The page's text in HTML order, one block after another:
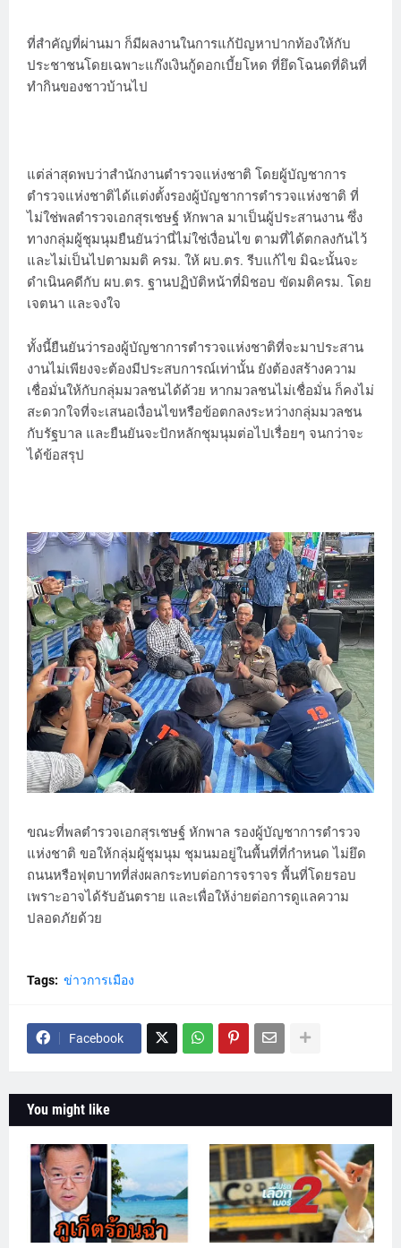
ที่สำคัญที่ผ่านมา ก็มีผลงานในการแก้ปัญหาปากท้องให้กับ
ประชาชนโดยเฉพาะแก๊งเงินกู้ดอกเบี้ยโหด ที่ยึดโฉนดที่ดินที่
ทำกินของชาวบ้านไป
แต่ล่าสุดพบว่าสำนักงานตำรวจแห่งชาติ โดยผู้บัญชาการ
ตำรวจแห่งชาติได้แต่งตั้งรองผู้บัญชาการตำรวจแห่งชาติ ที่
ไม่ใช่พลตำรวจเอกสุรเชษฐ์ หักพาล มาเป็นผู้ประสานงาน ซึ่ง
ทางกลุ่มผู้ชุมนุมยืนยันว่านี่ไม่ใช่เงื่อนไข ตามที่ได้ตกลงกันไว้
และไม่เป็นไปตามมติ ครม. ให้ ผบ.ตร. รีบแก้ไข มิฉะนั้นจะ
ดำเนินคดีกับ ผบ.ตร. ฐานปฏิบัติหน้าที่มิชอบ ขัดมติครม. โดย
เจตนา และจงใจ
ทั้งนี้ยืนยันว่ารองผู้บัญชาการตำรวจแห่งชาติที่จะมาประสาน
งานไม่เพียงจะต้องมีประสบการณ์เท่านั้น ยังต้องสร้างความ
เชื่อมั่นให้กับกลุ่มมวลชนได้ด้วย หากมวลชนไม่เชื่อมั่น ก็คงไม่
สะดวกใจที่จะเสนอเงื่อนไขหรือข้อตกลงระหว่างกลุ่มมวลชน
กับรัฐบาล และยืนยันจะปักหลักชุมนุมต่อไปเรื่อยๆ จนกว่าจะ
ได้ข้อสรุป
ขณะที่พลตำรวจเอกสุรเชษฐ์ หักพาล รองผู้บัญชาการตำรวจ
แห่งชาติ ขอให้กลุ่มผู้ชุมนุม ชุมนมอยู่ในพื้นที่ที่กำหนด ไม่ยึด
ถนนหรือฟุตบาทที่ส่งผลกระทบต่อการจราจร พื้นที่โดยรอบ
เพราะอาจได้รับอันตราย และเพื่อให้ง่ายต่อการดูแลความ
ปลอดภัยด้วย
Tags: ข่าวการเมือง
Facebook
You might like